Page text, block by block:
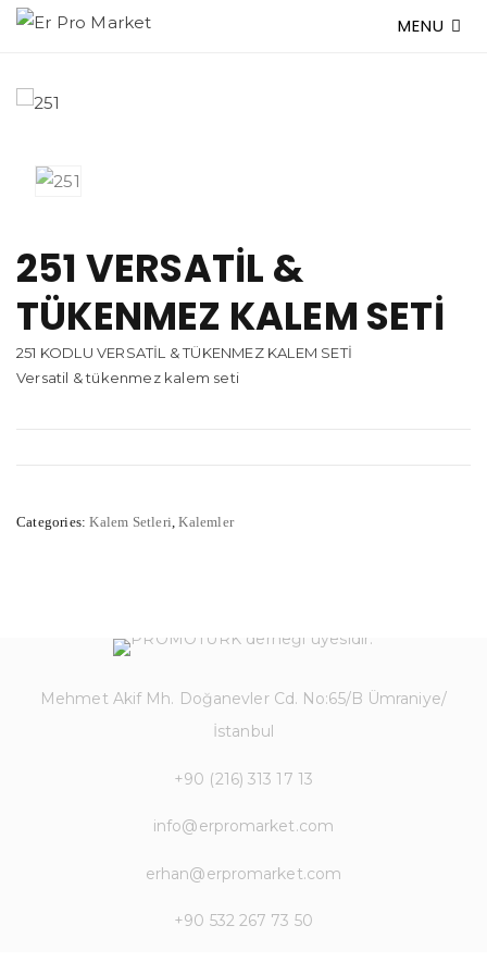
MENU
251 VERSATİL &
TÜKENMEZ KALEM SETİ
251 KODLU VERSATİL & TÜKENMEZ KALEM SETİ
Versatil & tükenmez kalem seti
Categories:Kalem Setleri,Kalemler
Mehmet Akif Mh. Doğanevler Cd. No:65/B Ümraniye/
İstanbul
+90 (216) 313 17 13
info@erpromarket.com
erhan@erpromarket.com
+90 532 267 73 50